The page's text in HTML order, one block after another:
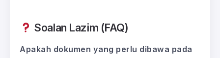
Soalan Lazim (FAQ)
Apakah dokumen yang perlu dibawa pada